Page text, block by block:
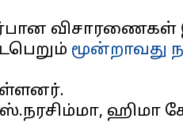
விசாரணைகள்
மூன்றாவது